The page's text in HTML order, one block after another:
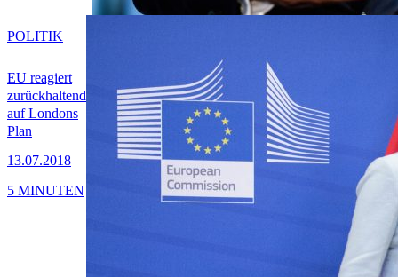
EU reagiert
zurückhaltend
auf Londons
Plan
13.07.2018
POLITIK
5 MINUTEN